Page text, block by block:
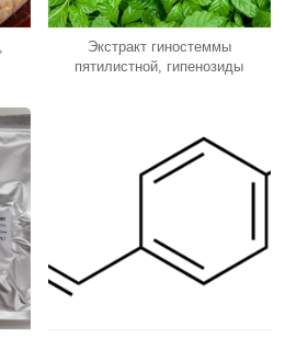
Экстракт гиностеммы
пятилистной, гипенозиды